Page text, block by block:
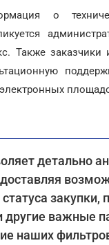
о
Также заказчики
детально
закупки,
другие важные
наших